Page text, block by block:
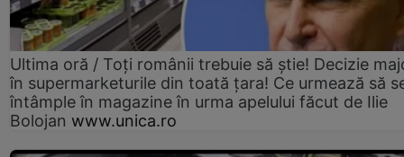
Ultima oră / Toți românii trebuie să știe! Decizie
în supermarketurile din toată țara! Ce urmează să
întâmple în magazine în urma apelului făcut de Ilie
Bolojan www.unica.ro